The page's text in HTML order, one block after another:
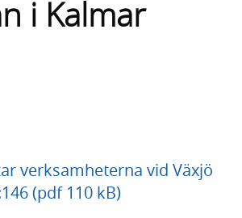
i Kalmar
verksamheterna vid Växjö
(pdf 110 kB)